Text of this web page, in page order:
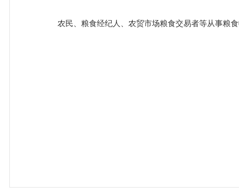
农民、粮食经纪人、农贸市场粮食交易者等从事粮